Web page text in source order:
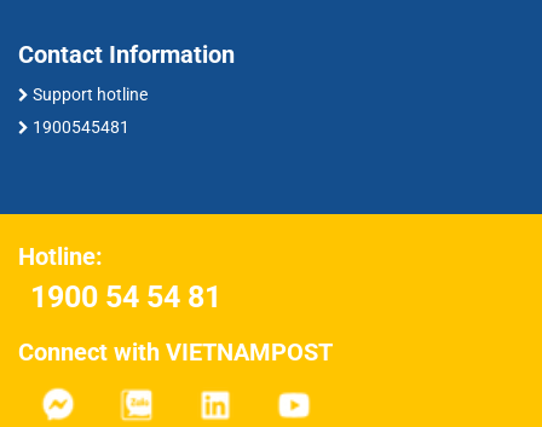
Contact Information
Support hotline
1900545481
Hotline:
1900 54 54 81
Connect with VIETNAMPOST